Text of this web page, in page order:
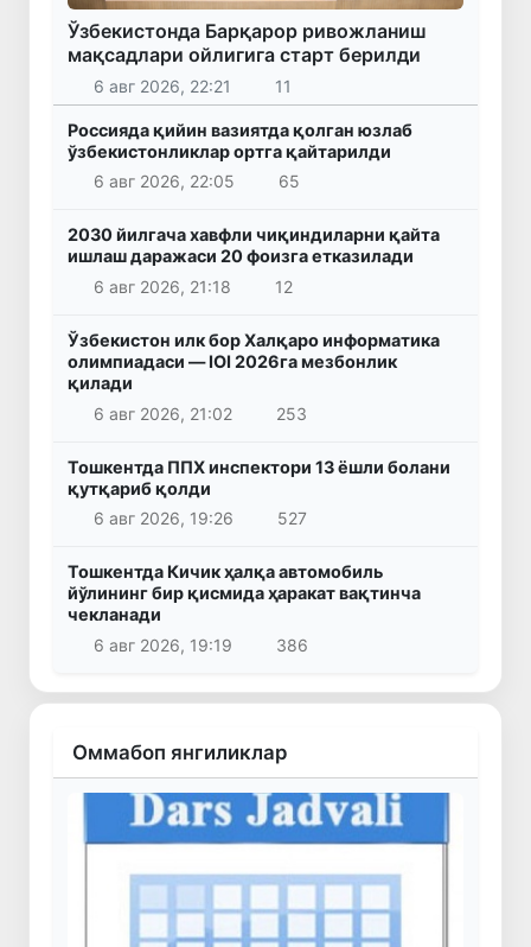
Ўзбекистонда Барқарор ривожланиш
мақсадлари ойлигига старт берилди
6 авг 2026, 22:21 11
Россияда қийин вазиятда қолган юзлаб
ўзбекистонликлар ортга қайтарилди
6 авг 2026, 22:05
65
2030 йилгача хавфли чиқиндиларни қайта
ишлаш даражаси 20 фоизга етказилади
6 авг 2026, 21:18
12
Ўзбекистон илк бор Халқаро информатика
олимпиадаси — IOI 2026га мезбонлик
қилади
6 авг 2026, 21:02
253
Тошкентда ППХ инспектори 13 ёшли болани
қутқариб қолди
6 авг 2026, 19:26
527
Тошкентда Кичик ҳалқа автомобиль
йўлининг бир қисмида ҳаракат вақтинча
чекланади
6 авг 2026, 19:19
386
Оммабоп янгиликлар